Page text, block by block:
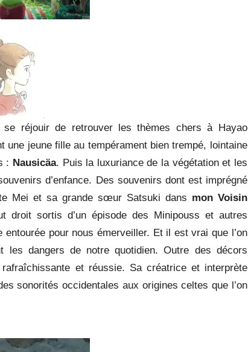
réjouir de retrouver les thèmes chers à Hayao
jeune fille au tempérament bien trempé, lointaine
: Nausicäa. Puis la luxuriance de la végétation et les
d’enfance. Des souvenirs dont est imprégné
Mei et sa grande sœur Satsuki dans mon Voisin
sortis d’un épisode des Minipouss et autres
pour nous émerveiller. Et il est vrai que l’on
dangers de notre quotidien. Outre des décors
et réussie. Sa créatrice et interprète
sonorités occidentales aux origines celtes que l’on